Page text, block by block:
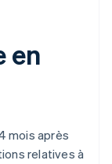
en
mois après
relatives à